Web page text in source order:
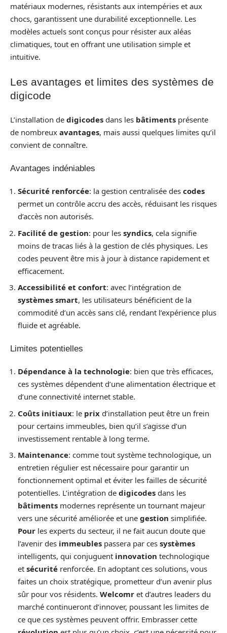
matériaux modernes, résistants aux intempéries et aux
chocs, garantissent une durabilité exceptionnelle. Les
modèles actuels sont conçus pour résister aux aléas
climatiques, tout en offrant une utilisation simple et
intuitive.
Les avantages et limites des systèmes de
digicode
L’installation de digicodes dans les bâtiments présente
de nombreux avantages, mais aussi quelques limites qu’il
convient de connaître.
Avantages indéniables
Sécurité renforcée: la gestion centralisée des codes
permet un contrôle accru des accès, réduisant les risques
d’accès non autorisés.
Facilité de gestion: pour les syndics, cela signifie
moins de tracas liés à la gestion de clés physiques. Les
codes peuvent être mis à jour à distance rapidement et
efficacement.
Accessibilité et confort: avec l’intégration de
systèmes smart, les utilisateurs bénéficient de la
commodité d’un accès sans clé, rendant l’expérience plus
fluide et agréable.
Limites potentielles
Dépendance à la technologie: bien que très efficaces,
ces systèmes dépendent d’une alimentation électrique et
d’une connectivité internet stable.
Coûts initiaux: le prix d’installation peut être un frein
pour certains immeubles, bien qu’il s’agisse d’un
investissement rentable à long terme.
Maintenance: comme tout système technologique, un
entretien régulier est nécessaire pour garantir un
fonctionnement optimal et éviter les failles de sécurité
potentielles. L’intégration de digicodes dans les
bâtiments modernes représente un tournant majeur
vers une sécurité améliorée et une gestion simplifiée.
Pour les experts du secteur, il ne fait aucun doute que
l’avenir des immeubles passera par ces systèmes
intelligents, qui conjuguent innovation technologique
et sécurité renforcée. En adoptant ces solutions, vous
faites un choix stratégique, prometteur d’un avenir plus
sûr pour vos résidents. Welcomr et d’autres leaders du
marché continueront d’innover, poussant les limites de
ce que ces systèmes peuvent offrir. Embrasser cette